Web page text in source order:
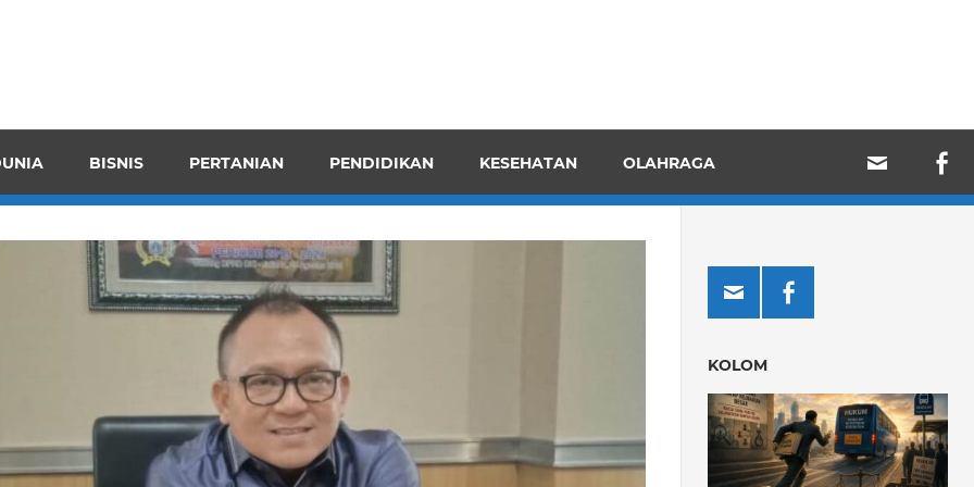
BISNIS PERTANIAN PENDIDIKAN KESEHATAN OLAHRAGA
KOLOM